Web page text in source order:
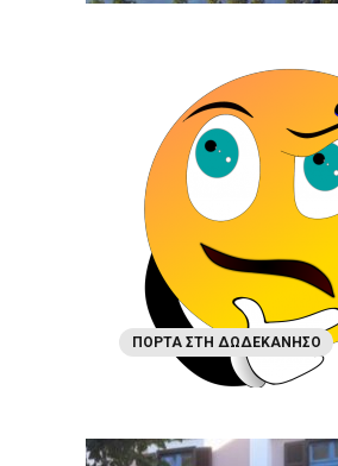
ΠΌΡΤΑ ΣΤΗ ΔΩΔΕΚΆΝΗΣΟ